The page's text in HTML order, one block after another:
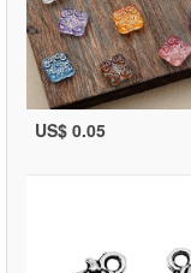
US$ 0.05